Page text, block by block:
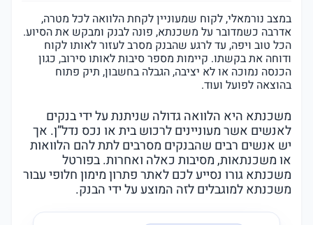
במצב נורמאלי, לקוח שמעוניין לקחת הלוואה לכל מטרה,
אדרבה כשמדובר על משכנתא, פונה לבנק ומבקש את הסיוע.
הכל טוב ויפה, עד לרגע שהבנק מסרב לעזור לאותו לקוח
ודוחה את בקשתו. קיימות מספר סיבות לאותו סירוב, כגון
הכנסה נמוכה או לא יציבה, הגבלה בחשבון, תיק פתוח
בהוצאה לפועל ועוד.
משכנתא היא הלוואה גדולה שניתנת על ידי בנקים
לאנשים אשר מעוניינים לרכוש בית או נכס נדל”ן. אך
יש אנשים רבים שהבנקים מסרבים לתת להם הלוואות
או משכנתאות, מסיבות כאלה ואחרות. בפורטל
משכנתא גורו נסייע לכם לאתר פתרון מימון חלופי עבור
משכנתא למוגבלים לזה המוצע על ידי הבנק.